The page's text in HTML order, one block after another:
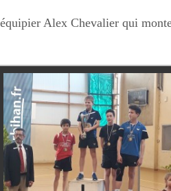
Alex Chevalier qui